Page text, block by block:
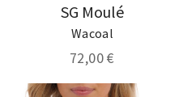
SG Moulé
Wacoal
72,00 €